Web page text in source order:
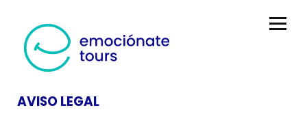
AVISO LEGAL